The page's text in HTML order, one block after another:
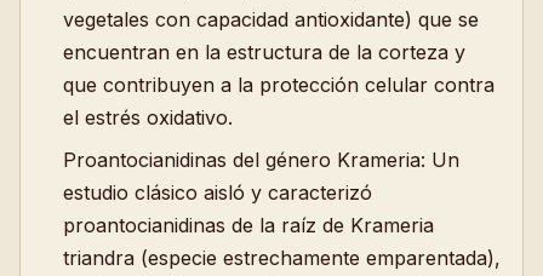
vegetales con capacidad antioxidante) que se
encuentran en la estructura de la corteza y
que contribuyen a la protección celular contra
el estrés oxidativo.
Proantocianidinas del género Krameria: Un
estudio clásico aisló y caracterizó
proantocianidinas de la raíz de Krameria
triandra (especie estrechamente emparentada),